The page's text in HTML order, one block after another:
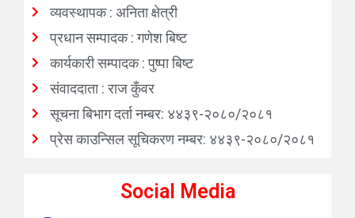
व्यवस्थापक : अनिता क्षेत्री
प्रधान सम्पादक : गणेश बिष्ट
कार्यकारी सम्पादक : पुष्पा बिष्ट
संवाददाता : राज कुँवर
सूचना बिभाग दर्ता नम्बर: ४४३९-२०८०/२०८१
प्रेस काउन्सिल सूचिकरण नम्बर: ४४३९-२०८०/२०८१
Social Media